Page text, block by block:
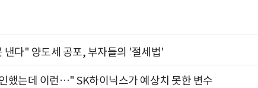
낸다" 양도세 공포, 부자들의 '절세법'
했는데 이런…" SK하이닉스가 예상치 못한 변수